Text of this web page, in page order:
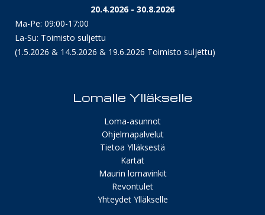
20.4.2026 - 30.8.2026
Ma-Pe: 09:00-17:00
La-Su: Toimisto suljettu
(1.5.2026 & 14.5.2026 & 19.6.2026 Toimisto suljettu)
Lomalle Ylläkselle
Loma-asunnot
Ohjelmapalvelut
Tietoa Ylläksestä
Kartat
Maurin lomavinkit
Revontulet
Yhteydet Ylläkselle